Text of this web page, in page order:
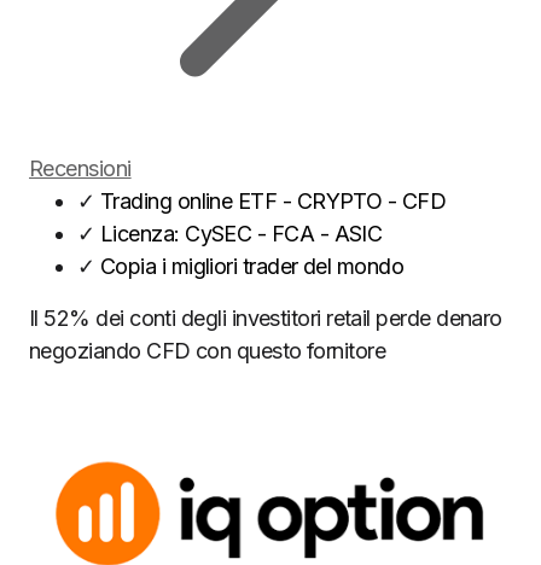
Recensioni
✓ Trading online ETF - CRYPTO - CFD
✓ Licenza: CySEC - FCA - ASIC
✓ Copia i migliori trader del mondo
Il 52% dei conti degli investitori retail perde denaro
negoziando CFD con questo fornitore